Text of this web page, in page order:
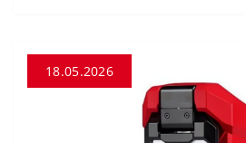
18.05.2026